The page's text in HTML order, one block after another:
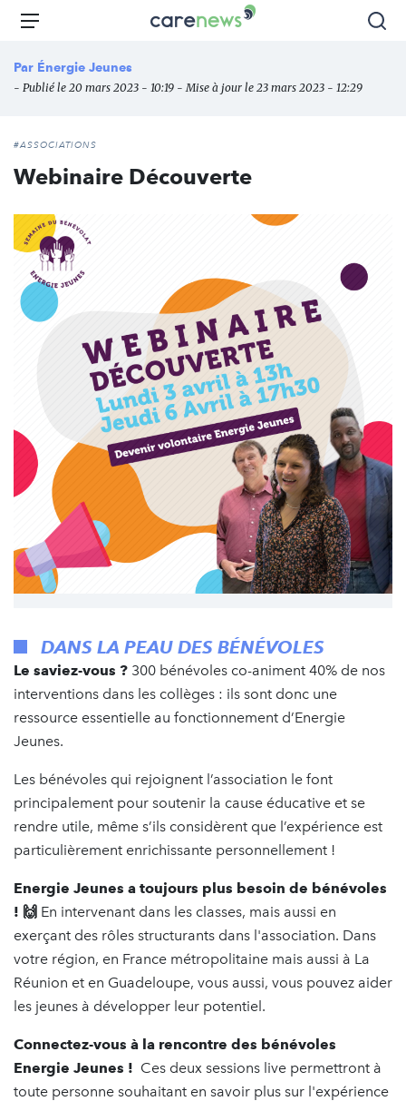
Aller
principal
Carenews,
des
Menu
Par Énergie Jeunes
- Publié le 20 mars 2023 - 10:19 - Mise à jour le 23 mars 2023 - 12:29
#ASSOCIATIONS
Webinaire Découverte
DANS LA PEAU DES BÉNÉVOLES
Le saviez-vous ? 300 bénévoles co-animent 40% de nos
interventions dans les collèges : ils sont donc une
ressource essentielle au fonctionnement d’Energie
Jeunes.
Les bénévoles qui rejoignent l’association le font
principalement pour soutenir la cause éducative et se
rendre utile, même s’ils considèrent que l’expérience est
particulièrement enrichissante personnellement !
Energie Jeunes a toujours plus besoin de bénévoles
! 🙌 En intervenant dans les classes, mais aussi en
exerçant des rôles structurants dans l'association. Dans
votre région, en France métropolitaine mais aussi à La
Réunion et en Guadeloupe, vous aussi, vous pouvez aider
les jeunes à développer leur potentiel.
Connectez-vous à la rencontre des bénévoles
Energie Jeunes ! Ces deux sessions live permettront à
toute personne souhaitant en savoir plus sur l'expérience